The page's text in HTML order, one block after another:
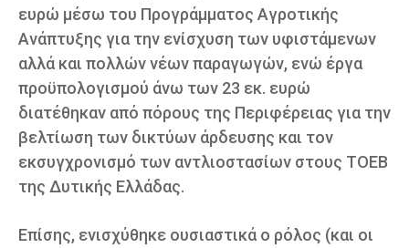
ευρώ μέσω του Προγράμματος Αγροτικής
Ανάπτυξης για την ενίσχυση των υφιστάμενων
αλλά και πολλών νέων παραγωγών, ενώ έργα
προϋπολογισμού άνω των 23 εκ. ευρώ
διατέθηκαν από πόρους της Περιφέρειας για την
βελτίωση των δικτύων άρδευσης και τον
εκσυγχρονισμό των αντλιοστασίων στους ΤΟΕΒ
της Δυτικής Ελλάδας.
Επίσης, ενισχύθηκε ουσιαστικά ο ρόλος (και οι